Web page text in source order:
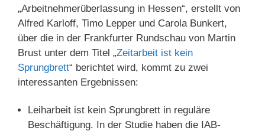
„Arbeitnehmerüberlassung in Hessen“, erstellt von
Alfred Karloff, Timo Lepper und Carola Bunkert,
über die in der Frankfurter Rundschau von Martin
Brust unter dem Titel „Zeitarbeit ist kein
Sprungbrett“ berichtet wird, kommt zu zwei
interessanten Ergebnissen:
Leiharbeit ist kein Sprungbrett in reguläre
Beschäftigung. In der Studie haben die IAB-